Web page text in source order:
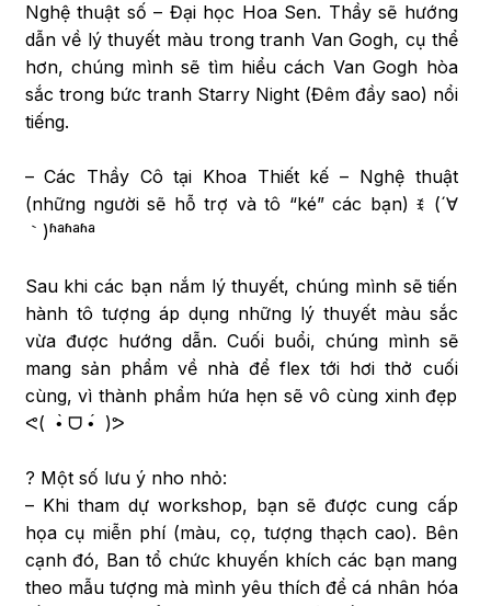
Nghệ thuật số – Đại học Hoa Sen. Thầy sẽ hướng
dẫn về lý thuyết màu trong tranh Van Gogh, cụ thể
hơn, chúng mình sẽ tìm hiểu cách Van Gogh hòa
sắc trong bức tranh Starry Night (Đêm đầy sao) nổi
tiếng.
– Các Thầy Cô tại Khoa Thiết kế – Nghệ thuật
(những người sẽ hỗ trợ và tô “ké” các bạn) ꉂ (´∀
｀)ʱªʱªʱª
Sau khi các bạn nắm lý thuyết, chúng mình sẽ tiến
hành tô tượng áp dụng những lý thuyết màu sắc
vừa được hướng dẫn. Cuối buổi, chúng mình sẽ
mang sản phẩm về nhà để flex tới hơi thở cuối
cùng, vì thành phẩm hứa hẹn sẽ vô cùng xinh đẹp
ᕙ( •̀ ᗜ •́ )ᕗ
? Một số lưu ý nho nhỏ:
– Khi tham dự workshop, bạn sẽ được cung cấp
họa cụ miễn phí (màu, cọ, tượng thạch cao). Bên
cạnh đó, Ban tổ chức khuyến khích các bạn mang
theo mẫu tượng mà mình yêu thích để cá nhân hóa